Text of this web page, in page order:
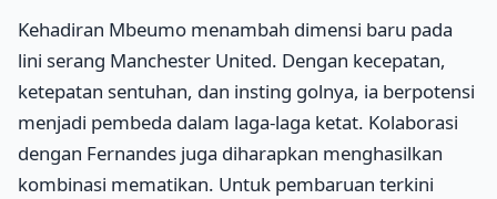
Kehadiran Mbeumo menambah dimensi baru pada
lini serang Manchester United. Dengan kecepatan,
ketepatan sentuhan, dan insting golnya, ia berpotensi
menjadi pembeda dalam laga-laga ketat. Kolaborasi
dengan Fernandes juga diharapkan menghasilkan
kombinasi mematikan. Untuk pembaruan terkini